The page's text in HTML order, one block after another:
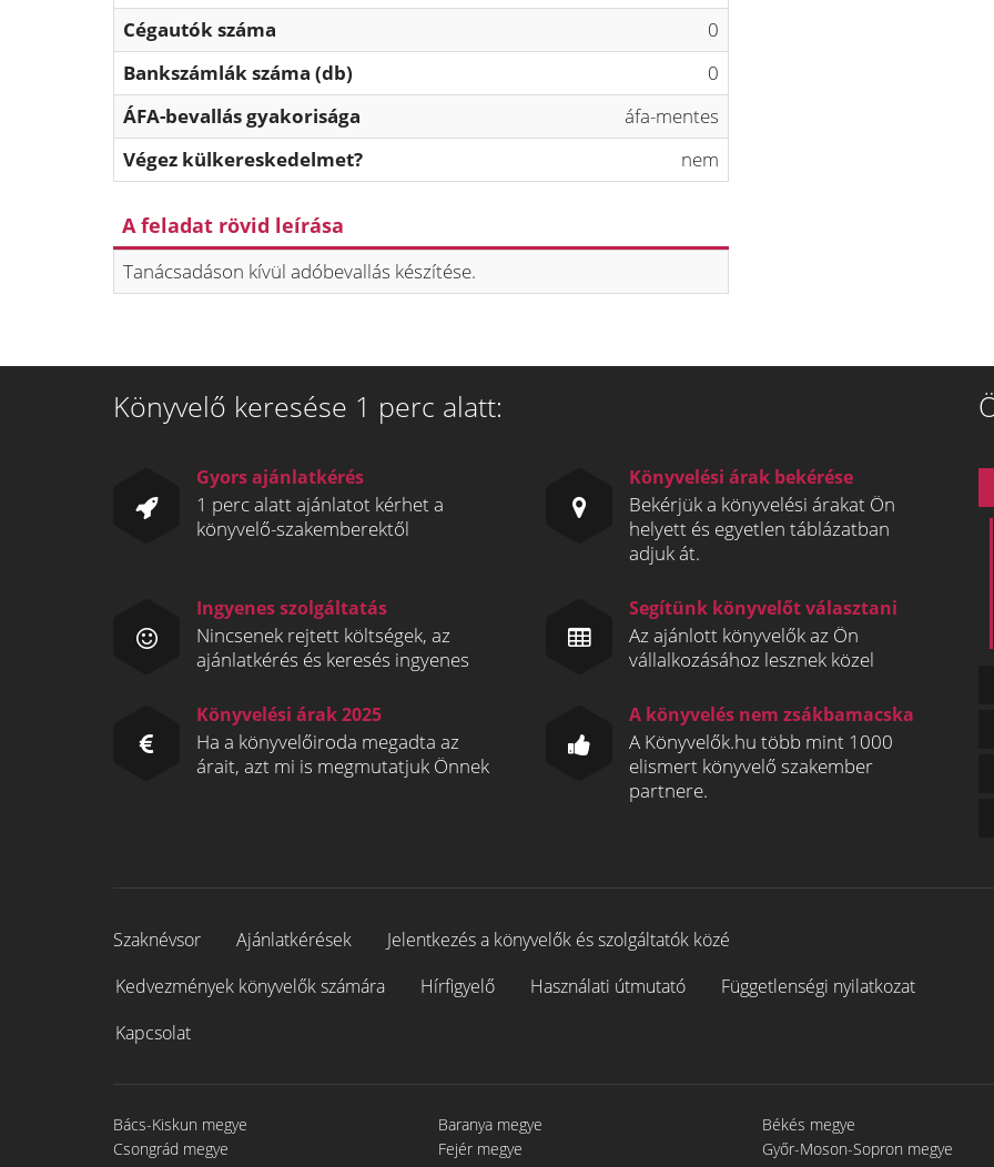
Cégautók száma
0
Bankszámlák száma (db)
0
ÁFA-bevallás gyakorisága
áfa-mentes
Végez külkereskedelmet?
nem
A feladat rövid leírása
Tanácsadáson kívül adóbevallás készítése.
Könyvelő keresése 1 perc alatt:
Gyors ajánlatkérés
1 perc alatt ajánlatot kérhet a
könyvelő-szakemberektől
Könyvelési árak bekérése
Bekérjük a könyvelési árakat Ön
helyett és egyetlen táblázatban
adjuk át.
Ingyenes szolgáltatás
Nincsenek rejtett költségek, az
ajánlatkérés és keresés ingyenes
Segítünk könyvelőt választani
Az ajánlott könyvelők az Ön
vállalkozásához lesznek közel
Könyvelési árak 2025
Ha a könyvelőiroda megadta az
árait, azt mi is megmutatjuk Önnek
A könyvelés nem zsákbamacska
A Könyvelők.hu több mint 1000
elismert könyvelő szakember
partnere.
Szaknévsor Ajánlatkérések
Jelentkezés a könyvelők és szolgáltatók közé
Kedvezmények könyvelők számára
Hírfigyelő Használati útmutató
Függetlenségi nyilatkozat
Kapcsolat
Bács-Kiskun megye Baranya megye
Békés megye
Csongrád megye
Fejér megye
Győr-Moson-Sopron megye